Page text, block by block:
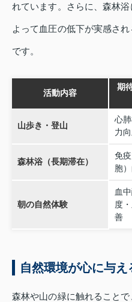
れています。さらに、森林
よって血圧の低下が実感さ
です。
活動内容
期
山歩き・登山
心
力
森林浴（長期滞在）
免
胞
朝の自然体験
血
度
善
自然環境が心に与
森林や山の緑に触れること